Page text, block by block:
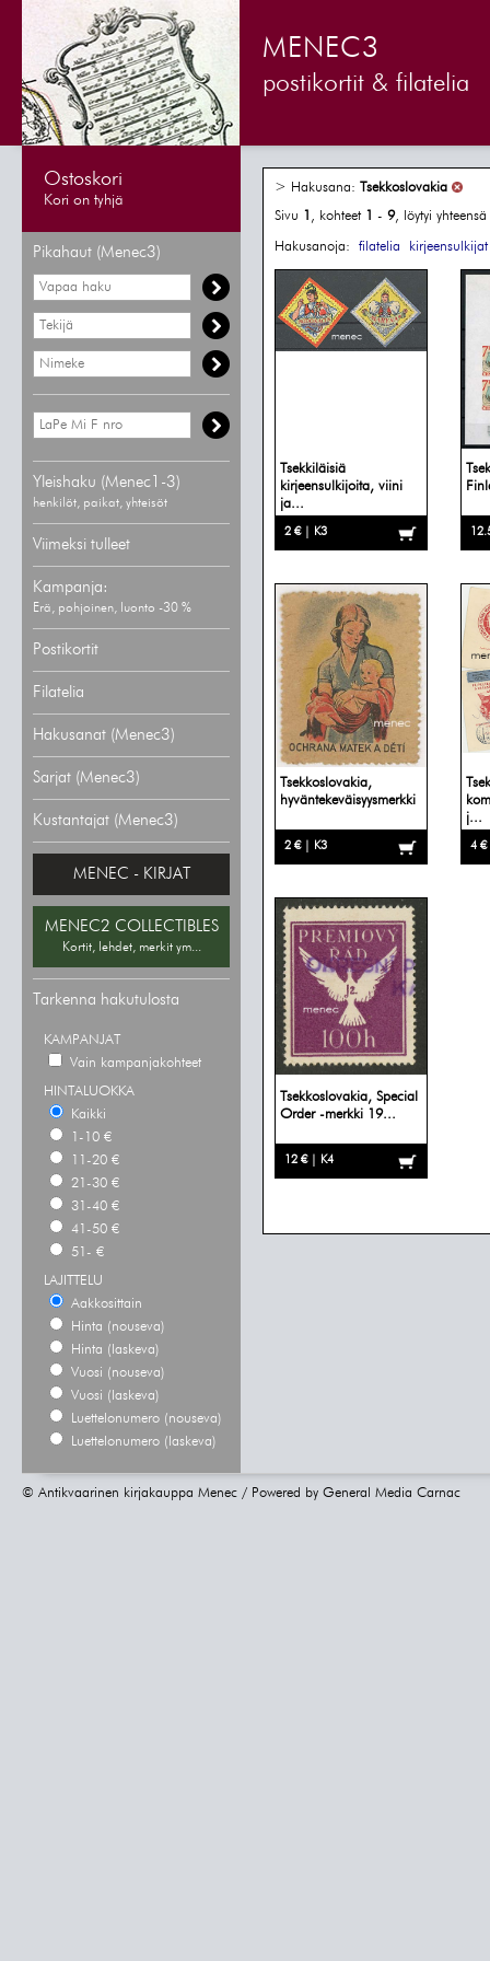
MENEC3
postikortit & filatelia
Ostoskori
Kori on tyhjä
Pikahaut (Menec3)
Yleishaku (Menec1-3)
henkilöt, paikat, yhteisöt
Viimeksi tulleet
Kampanja:
Erä, pohjoinen, luonto -30 %
Postikortit
Filatelia
Hakusanat (Menec3)
Sarjat (Menec3)
Kustantajat (Menec3)
MENEC - KIRJAT
MENEC2 COLLECTIBLES
Kortit, lehdet, merkit ym...
Tarkenna hakutulosta
KAMPANJAT
Vain kampanjakohteet
HINTALUOKKA
Kaikki
1-10 €
11-20 €
21-30 €
31-40 €
41-50 €
51- €
LAJITTELU
Aakkosittain
Hinta (nouseva)
Hinta (laskeva)
Vuosi (nouseva)
Vuosi (laskeva)
Luettelonumero (nouseva)
Luettelonumero (laskeva)
> Hakusana: Tsekkoslovakia
Sivu 1 , kohteet 1 - 9, löytyi yhteensä
Hakusanoja: filatelia kirjeensulkijat
Tsekkiläisiä
kirjeensulkijoita, viini
ja...
2 € | K3
Tsekkoslovakia,
hyväntekeväisyysmerkki
2 € | K3
j...
4 €
Tsekkoslovakia, Special
Order -merkki 19...
12 € | K4
© Antikvaarinen kirjakauppa Menec / Powered by General Media Carnac